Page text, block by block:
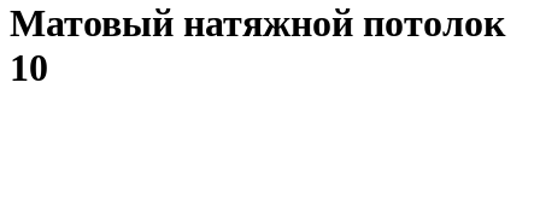
Матовый натяжной потолок
10